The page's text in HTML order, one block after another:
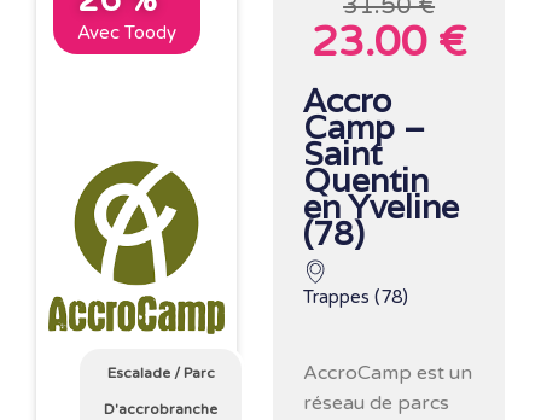
Avec Toody
Escalade/Parc
D'accrobranche
31.50 €
23.00 €
Accro
Camp –
Saint
Quentin
en Yveline
(78)
Trappes (78)
AccroCamp est un
réseau de parcs